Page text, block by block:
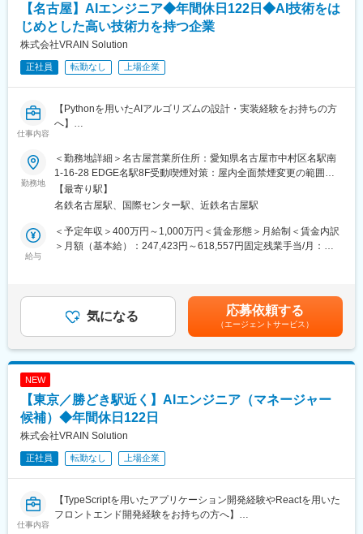
変更の範囲：本文参照
・新プロダクト開発における技術選定・アーキテクチャ設計
■魅力
・高速化・最適化の成果が、現場で検査できる対象や量の増加に
つながり、直接的にお客様の価値向上に貢献
に直接影響可能
・産業系知見を活かし、異分野の技術と組み合わせた新しいプロ
ダクト設計に挑戦できる
■当社について
2024年2月に創業から3年11か月で上場した「モノづくりのあり方
を変え、世界を変えていく」をミッションに、AI×IoTで「製造現
AI技術を活用したソフトウェアプロダクト + ハードウェアの両軸
で工場ラインのインテグレーション提案を行い、工場現場実装を
通じた課題解決型ソリューションを提供しています。
現在はAI外観検査事業およびコンサルティング事業を中心に事業
域へと事業を拡大していきます。
変更の範囲：会社の定める全ての業務
【名古屋】AIエンジニア◆年間休日122日◆AI技術をは
じめとした高い技術力を持つ企業
株式会社VRAIN Solution
正社員 転勤なし 上場企業
仕事内容
【Pythonを用いたAIアルゴリズムの設計・実装経験をお持ちの方
へ】
■仕事内容
当社は製造業向けAI画像検査システム「Phoenix」を自社開発して
本ポジションでは、AIアルゴリズムの開発・検証から、学習効率
化・精度向上・高速化のための高度な機能開発まで、アルゴリズ
ム改善からプラットフォーム最適化、C++組み込みまで一貫して
担当できる環境です。
高精度化できる手法の検討
・微細対象の検出精度向上：髪の毛や小さな欠陥など、微細な対
象の検出性能改善
■当社について
2024年2月に創業から3年11か月で上場した「モノづくりのあり方
場のデファクトスタンダードの構築」を目指す会社です。
AI技術を活用したソフトウェアプロダクト + ハードウェアの両軸
で工場ラインのインテグレーション提案を行い、工場現場実装を
勤務地
＜勤務地詳細＞名古屋営業所住所：愛知県名古屋市中村区名駅南
1-16-28 EDGE名駅8F受動喫煙対策：屋内全面禁煙変更の範囲：
会社の定める事業所
【最寄り駅】
名鉄名古屋駅、国際センター駅、近鉄名古屋駅
給与
＜予定年収＞400万円～1,000万円＜賃金形態＞月給制＜賃金内訳
＞月額（基本給）：247,423円～618,557円固定残業手当/月：
経験、スキル、年齢を考慮の上、当社規定により決定します。※年
収構成は、月給×12ヶ月となります。■人事評価：年2回※評価に応
じて給与改定を実施賃金はあくまでも目安の金額であり、選考を
通じて上下する可能性があります。月給(月額)は固定手当を含めた
表記です。
気になる 応募依頼する
（エージェントサービス）
NEW
【東京／勝どき駅近く】AIエンジニア（マネージャー
候補）◆年間休日122日
株式会社VRAIN Solution
正社員 転勤なし 上場企業
仕事内容
【TypeScriptを用いたアプリケーション開発経験やReactを用いた
フロントエンド開発経験をお持ちの方へ】